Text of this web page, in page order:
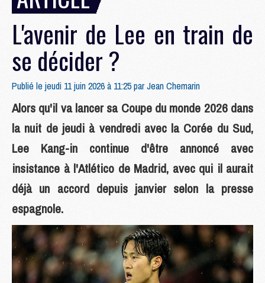
L'avenir de Lee en train de
se décider ?
Publié le jeudi 11 juin 2026 à 11:25 parJean Chemarin
Alors qu'il va lancer sa Coupe du monde 2026 dans
la nuit de jeudi à vendredi avec la Corée du Sud,
Lee Kang-in continue d'être annoncé avec
insistance à l'Atlético de Madrid, avec qui il aurait
déjà un accord depuis janvier selon la presse
espagnole.